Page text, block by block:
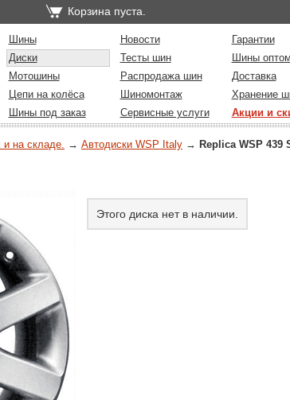
Корзина пуста.
Шины Новости
Гарантии
Диски Тесты шин
Шины оптом
Мотошины Распродажа шин
Доставка
Цепи на колёса Шиномонтаж
Хранение
Шины под заказ Сервисные услуги Акции и
на складе. → Автодиски WSP Italy → Replica WSP 439
Этого диска нет в наличии.